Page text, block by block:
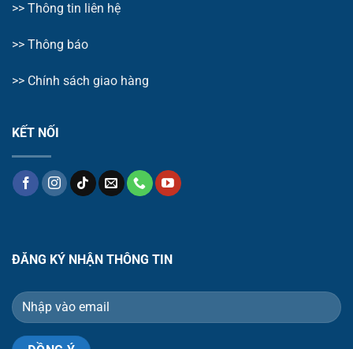
>> Thông tin liên hệ
>> Thông báo
>> Chính sách giao hàng
KẾT NỐI
ĐĂNG KÝ NHẬN THÔNG TIN